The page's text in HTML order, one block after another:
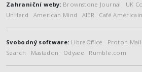
Zahraniční weby: Brownstone Journal UK
UnHerd
American Mind AIER Café Américain
Svobodný software: LibreOffice Proton Mail
Search
Mastadon Odysee Rumble.com